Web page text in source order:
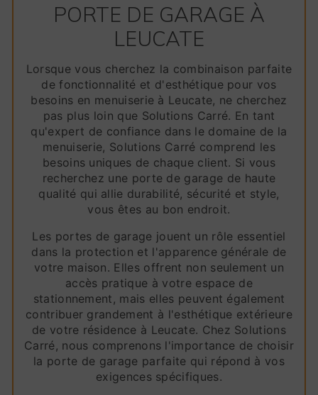
PORTE DE GARAGE À
LEUCATE
Lorsque vous cherchez la combinaison parfaite
de fonctionnalité et d'esthétique pour vos
besoins en menuiserie à Leucate, ne cherchez
pas plus loin que Solutions Carré. En tant
qu'expert de confiance dans le domaine de la
menuiserie, Solutions Carré comprend les
besoins uniques de chaque client. Si vous
recherchez une porte de garage de haute
qualité qui allie durabilité, sécurité et style,
vous êtes au bon endroit.
Les portes de garage jouent un rôle essentiel
dans la protection et l'apparence générale de
votre maison. Elles offrent non seulement un
accès pratique à votre espace de
stationnement, mais elles peuvent également
contribuer grandement à l'esthétique extérieure
de votre résidence à Leucate. Chez Solutions
Carré, nous comprenons l'importance de choisir
la porte de garage parfaite qui répond à vos
exigences spécifiques.